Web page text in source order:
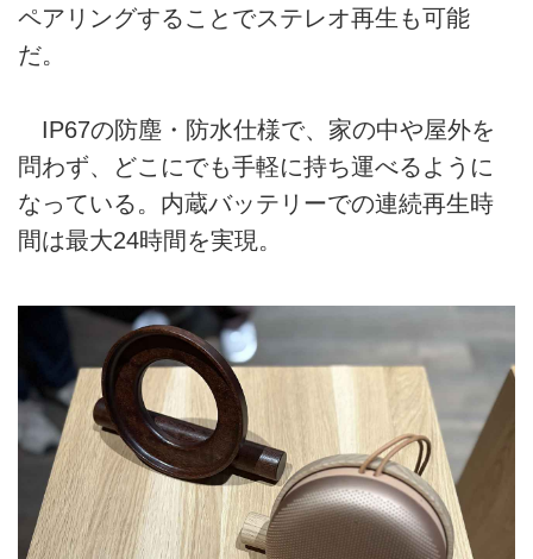
ペアリングすることでステレオ再生も可能
だ。
IP67の防塵・防水仕様で、家の中や屋外を
問わず、どこにでも手軽に持ち運べるように
なっている。内蔵バッテリーでの連続再生時
間は最大24時間を実現。